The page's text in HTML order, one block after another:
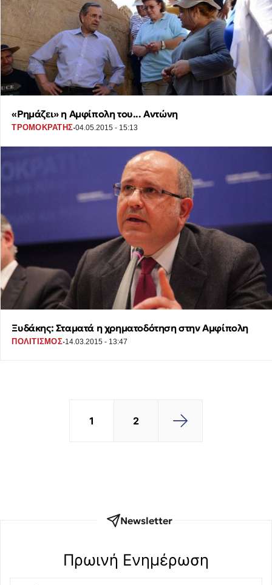
«Ρημάζει» η Αμφίπολη του... Αντώνη
ΤΡΟΜΟΚΡΑΤΗΣ·04.05.2015 - 15:13
Ξυδάκης: Σταματά η χρηματοδότηση στην Αμφίπολη
ΠΟΛΙΤΙΣΜΟΣ·14.03.2015 - 13:47
1 2
Newsletter
Πρωινή Eνημέρωση